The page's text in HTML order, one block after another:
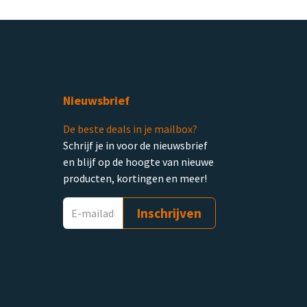
Nieuwsbrief
De beste deals in je mailbox?
Schrijf je in voor de nieuwsbrief
en blijf op de hoogte van nieuwe
producten, kortingen en meer!
Inschrijven